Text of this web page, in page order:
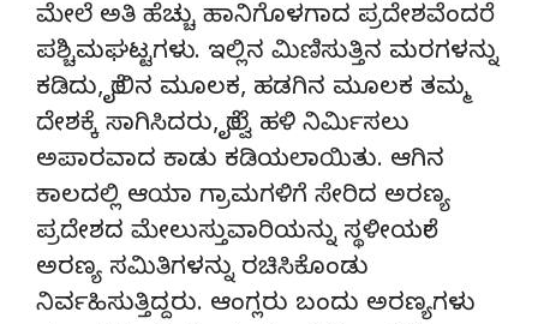
ಮೇಲೆ ಅತಿ ಹೆಚ್ಚು ಹಾನಿಗೊಳಗಾದ ಪ್ರದೇಶವೆಂದರೆ
ಪಶ್ಚಿಮಘಟ್ಟಗಳು. ಇಲ್ಲಿನ ಮಿಣಿಸುತ್ತಿನ ಮರಗಳನ್ನು
ಕಡಿದು, ರೈಲಿನ ಮೂಲಕ, ಹಡಗಿನ ಮೂಲಕ ತಮ್ಮ
ದೇಶಕ್ಕೆ ಸಾಗಿಸಿದರು, ರೈಲ್ವೆ ಹಳಿ ನಿರ್ಮಿಸಲು
ಅಪಾರವಾದ ಕಾಡು ಕಡಿಯಲಾಯಿತು. ಆಗಿನ
ಕಾಲದಲ್ಲಿ ಆಯಾ ಗ್ರಾಮಗಳಿಗೆ ಸೇರಿದ ಅರಣ್ಯ
ಪ್ರದೇಶದ ಮೇಲುಸ್ತುವಾರಿಯನ್ನು ಸ್ಥಳೀಯರೇ
ಅರಣ್ಯ ಸಮಿತಿಗಳನ್ನು ರಚಿಸಿಕೊಂಡು
ನಿರ್ವಹಿಸುತ್ತಿದ್ದರು. ಆಂಗ್ಲರು ಬಂದು ಅರಣ್ಯಗಳು